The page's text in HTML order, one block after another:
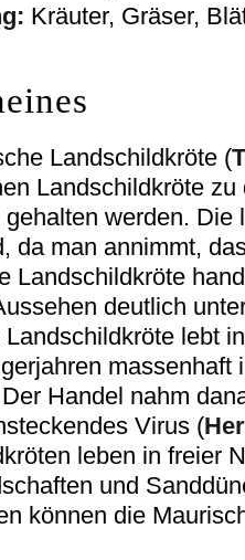
Kräuter, Gräser,
Landschildkröte (
Landschildkröte
gehalten werden.
da man annimmt,
Landschildkröte
deutlich
Landschildkröte lebt
massenhaft
Handel nahm
Virus (
leben in freier
und
können die